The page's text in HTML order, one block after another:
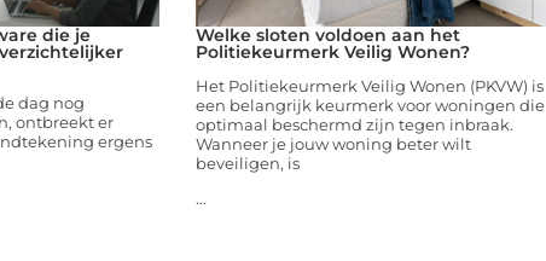
die je
dag nog
ontbreekt er
ergens
Welke sloten voldoen aan het
Politiekeurmerk Veilig Wonen?
Het Politiekeurmerk Veilig Wonen (PKVW) is
een belangrijk keurmerk voor woningen die
optimaal beschermd zijn tegen inbraak.
Wanneer je jouw woning beter wilt
beveiligen, is
...